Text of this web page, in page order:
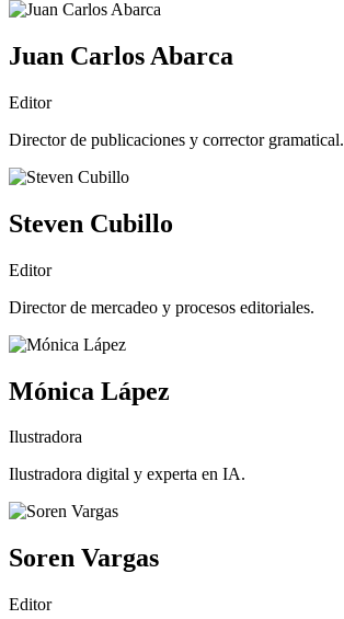
Juan Carlos Abarca
Editor
Director de publicaciones y corrector gramatical.
Steven Cubillo
Editor
Director de mercadeo y procesos editoriales.
Mónica Lápez
Ilustradora
Ilustradora digital y experta en IA.
Soren Vargas
Editor